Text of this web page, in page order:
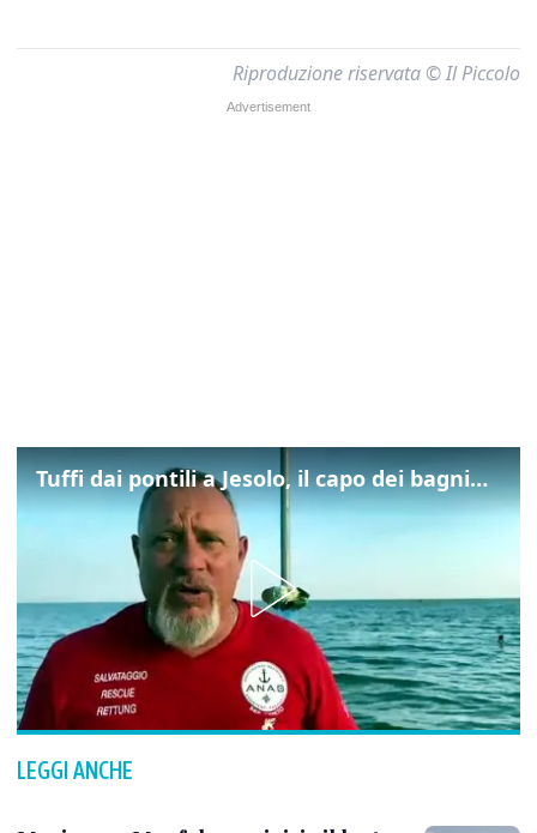
Riproduzione riservata © Il Piccolo
Tuffi dai pontili a Jesolo, il capo dei bagnini: "L'impegno di tutti per evitare altre tragedie"
LEGGI ANCHE